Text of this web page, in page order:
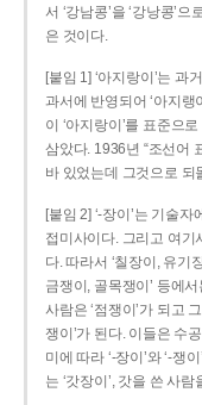
서 ‘강남콩’을 ‘강낭콩’
은 것이다.
[붙임 1] ‘아지랑이’는 과
과서에 반영되어 ‘아지랭
이 ‘아지랑이’를 표준으
삼았다. 1936년 “조선어
바 있었는데 그것으로 되
[붙임 2] ‘-장이’는 기술
접미사이다. 그리고 여기
다. 따라서 ‘칠장이, 유기
금쟁이, 골목쟁이’ 등에
사람은 ‘점쟁이’가 되고
쟁이’가 된다. 이들은 수
미에 따라 ‘-장이’와 ‘-쟁
는 ‘갓장이’, 갓을 쓴 사